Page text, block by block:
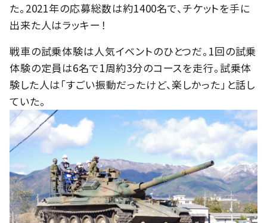
た。2021年の応募総数は約1400名で、チケットを手に
出来た人はラッキー！
戦車の試乗体験は人気イベントのひとつだ。1回の試乗
体験の定員は6名で1周約3分のコースを走行。試乗体
験した人は「すごい振動だったけど、楽しかった」と話し
ていた。